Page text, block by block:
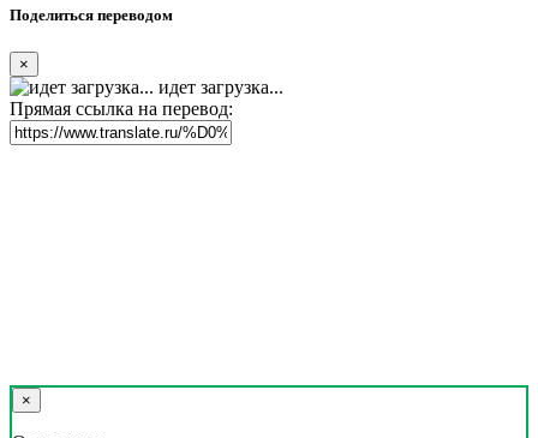
Поделиться переводом
×
идет загрузка...
Прямая ссылка на перевод:
×